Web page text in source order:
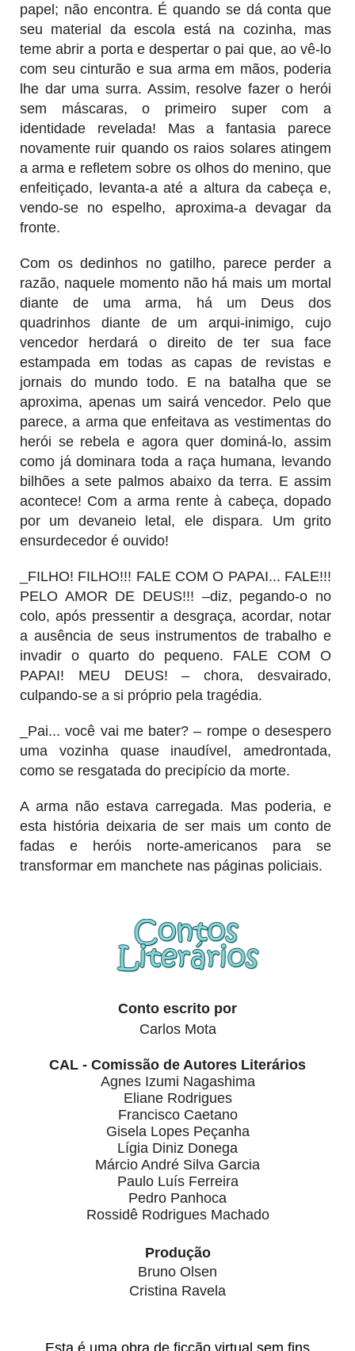
papel; não encontra. É quando se dá conta que
seu material da escola está na cozinha, mas
teme abrir a porta e despertar o pai que, ao vê-lo
com seu cinturão e sua arma em mãos, poderia
lhe dar uma surra. Assim, resolve fazer o herói
sem máscaras, o primeiro super com a
identidade revelada! Mas a fantasia parece
novamente ruir quando os raios solares atingem
a arma e refletem sobre os olhos do menino, que
enfeitiçado, levanta-a até a altura da cabeça e,
vendo-se no espelho, aproxima-a devagar da
fronte.
Com os dedinhos no gatilho, parece perder a
razão, naquele momento não há mais um mortal
diante de uma arma, há um Deus dos
quadrinhos diante de um arqui-inimigo, cujo
vencedor herdará o direito de ter sua face
estampada em todas as capas de revistas e
jornais do mundo todo. E na batalha que se
aproxima, apenas um sairá vencedor. Pelo que
parece, a arma que enfeitava as vestimentas do
herói se rebela e agora quer dominá-lo, assim
como já dominara toda a raça humana, levando
bilhões a sete palmos abaixo da terra. E assim
acontece! Com a arma rente à cabeça, dopado
por um devaneio letal, ele dispara. Um grito
ensurdecedor é ouvido!
_FILHO! FILHO!!! FALE COM O PAPAI... FALE!!!
PELO AMOR DE DEUS!!! –diz, pegando-o no
colo, após pressentir a desgraça, acordar, notar
a ausência de seus instrumentos de trabalho e
invadir o quarto do pequeno. FALE COM O
PAPAI! MEU DEUS! – chora, desvairado,
culpando-se a si próprio pela tragédia.
_Pai... você vai me bater? – rompe o desespero
uma vozinha quase inaudível, amedrontada,
como se resgatada do precipício da morte.
A arma não estava carregada. Mas poderia, e
esta história deixaria de ser mais um conto de
fadas e heróis norte-americanos para se
transformar em manchete nas páginas policiais.
Conto escrito por
Carlos Mota
CAL - Comissão de Autores Literários
Eliane Rodrigues
Francisco Caetano
Gisela Lopes Peçanha
Lígia Diniz Donega
Márcio André Silva Garcia
Paulo Luís Ferreira
Pedro Panhoca
Rossidê Rodrigues Machado
Produção
Bruno Olsen
Cristina Ravela
Esta é uma obra de ficção virtual sem fins